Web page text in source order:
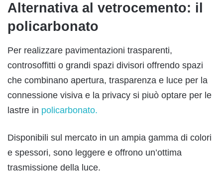
Alternativa al vetrocemento: il
policarbonato
Per realizzare pavimentazioni trasparenti,
controsoffitti o grandi spazi divisori offrendo spazi
che combinano apertura, trasparenza e luce per la
connessione visiva e la privacy si piuò optare per le
lastre in policarbonato.
Disponibili sul mercato in un ampia gamma di colori
e spessori, sono leggere e offrono un’ottima
trasmissione della luce.